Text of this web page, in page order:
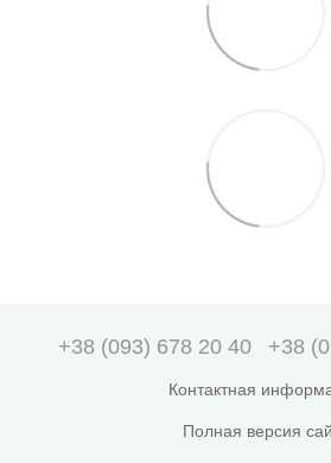
+38 (093) 678 20 40 +38
Контактная
Полная версия